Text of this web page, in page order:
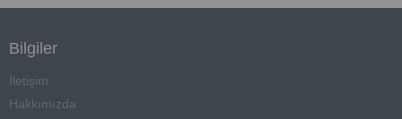
Bilgiler
İletişim
Hakkımızda